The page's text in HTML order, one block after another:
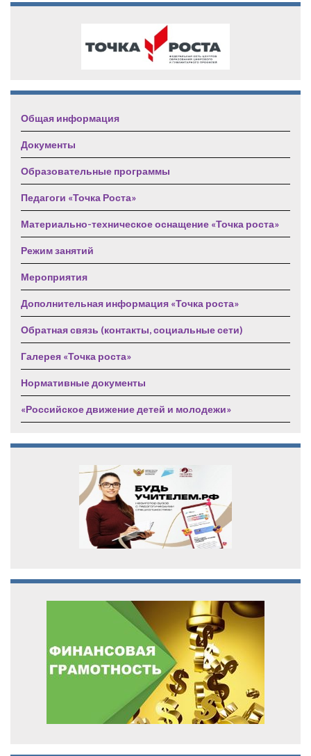
Общая информация
Документы
Образовательные программы
Педагоги «Точка Роста»
Материально-техническое оснащение «Точка роста»
Режим занятий
Мероприятия
Дополнительная информация «Точка роста»
Обратная связь (контакты, социальные сети)
Галерея «Точка роста»
Нормативные документы
«Российское движение детей и молодежи»